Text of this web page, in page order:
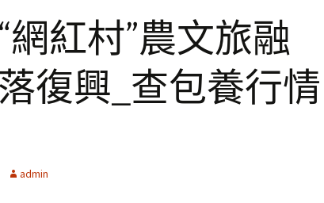
網紅村”農文旅融
復興_查包養行情
admin